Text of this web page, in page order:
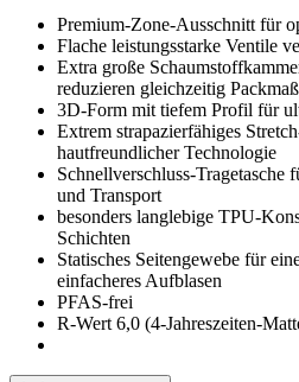
Premium-Zone-Ausschnitt für
Flache leistungsstarke Ventile
Extra große
reduzieren gleichzeitig
3D-Form mit tiefem Profil für
Extrem strapazierfähiges
hautfreundlicher Technologie
Schnellverschluss-Tragetasche
und Transport
besonders langlebige TPU-
Schichten
Statisches Seitengewebe für
einfacheres Aufblasen
PFAS-frei
R-Wert 6,0 (4-Jahreszeiten-